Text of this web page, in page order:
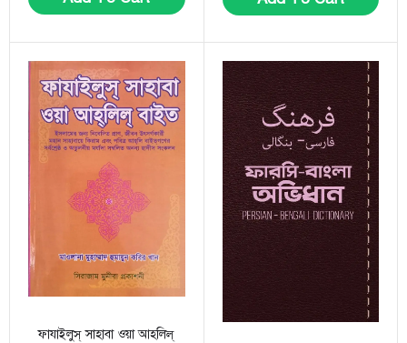
ফাযাইলুস্ সাহাবা ওয়া আহলিল্